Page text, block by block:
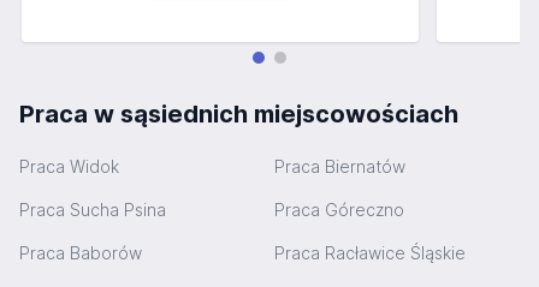
Praca w sąsiednich miejscowościach
Praca Widok Praca Biernatów
Praca Sucha Psina Praca Góreczno
Praca Baborów Praca Racławice Śląskie